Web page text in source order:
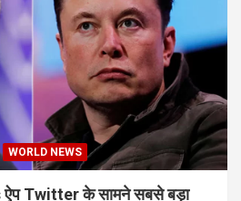
WORLD NEWS
ऐप Twitter के सामने सबसे बड़ा